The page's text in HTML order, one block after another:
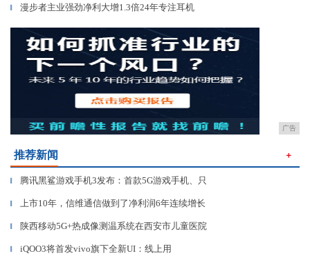
▎ 漫步者主业强劲净利大增1.3倍24年专注耳机
广告
推荐新闻 ＋
▎ 腾讯黑鲨游戏手机3发布：首款5G游戏手机、只
▎ 上市10年，信维通信做到了净利润6年连续增长
▎ 陕西移动5G+热成像测温系统在西安市儿童医院
▎ iQOO3将首发vivo旗下全新UI：线上用